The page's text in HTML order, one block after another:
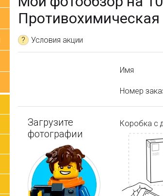
? Условия акции
Имя
Номер
Загрузите
фотографии
Коробка с